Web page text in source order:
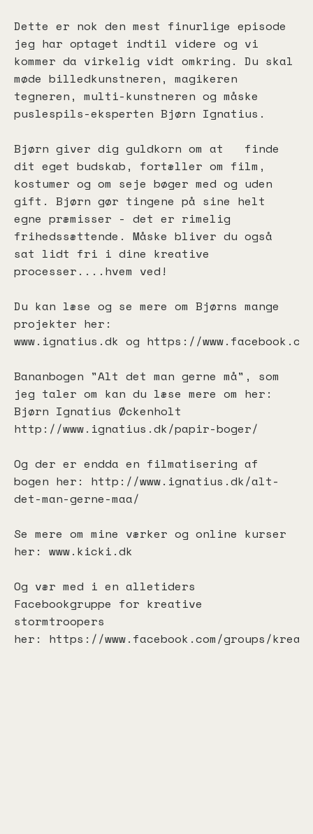
Dette er nok den mest finurlige episode
jeg har optaget indtil videre og vi
kommer da virkelig vidt omkring. Du skal
møde billedkunstneren, magikeren
tegneren, multi-kunstneren og måske
puslespils-eksperten Bjørn Ignatius.
Bjørn giver dig guldkorn om at
finde
dit eget budskab, fortæller om film,
kostumer og om seje bøger med og uden
gift. Bjørn gør tingene på sine helt
egne præmisser - det er rimelig
frihedssættende. Måske bliver du også
sat lidt fri i dine kreative
processer....hvem ved!
Du kan læse og se mere om Bjørns mange
projekter her:
www.ignatius.dk og https://
Bananbogen "Alt det man gerne må", som
jeg taler om kan du læse mere om her:
Bjørn Ignatius Øckenholt
http://www.ignatius.dk/papir-boger/
Og der er endda en filmatisering af
bogen her:
http://www.ignatius.dk/alt-
det-man-gerne-maa/
Se mere om mine værker og online kurser
her: www.kicki.dk
Og vær med i en alletiders
Facebookgruppe for kreative
stormtroopers
her:
https://www.facebook.com/groups/